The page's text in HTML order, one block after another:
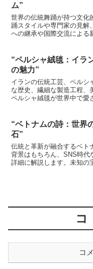
ム”
世界の伝統舞踊が持つ文化
踊スタイルや専門家の見解
への継承や国際交流による
“ペルシャ絨毯：イラ
の魅力”
イランの伝統工芸、ペルシ
な歴史、繊細な製造工程、
ペルシャ絨毯が世界中で愛
“ベトナムの詩：世界
石”
伝統と革新が融合するベト
背景はもちろん、SNS時代
詳細に解説します。未知の
コ